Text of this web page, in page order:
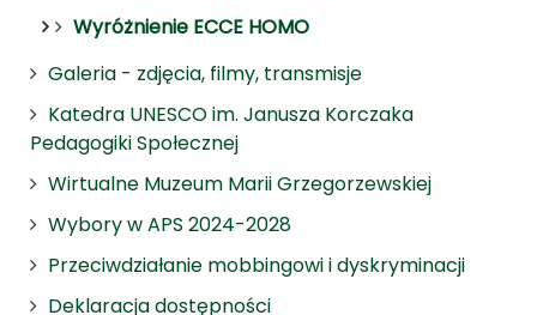
Wyróżnienie ECCE HOMO
Galeria - zdjęcia, filmy, transmisje
Katedra UNESCO im. Janusza Korczaka
Pedagogiki Społecznej
Wirtualne Muzeum Marii Grzegorzewskiej
Wybory w APS 2024-2028
Przeciwdziałanie mobbingowi i dyskryminacji
Deklaracja dostępności